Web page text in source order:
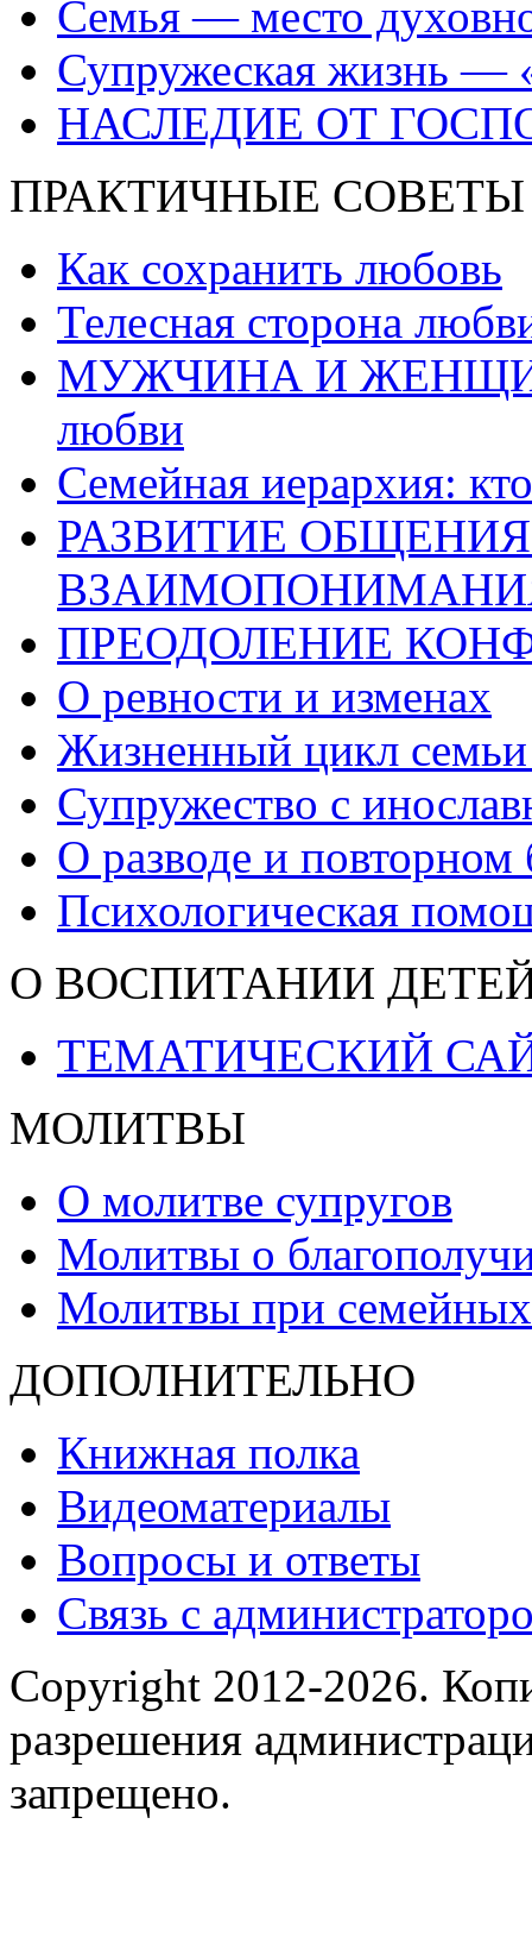
Семья — место
Супружеская жизнь —
НАСЛЕДИЕ ОТ
ПРАКТИЧНЫЕ
Как сохранить любовь
Телесная сторона
МУЖЧИНА И
любви
Семейная иерархия:
РАЗВИТИЕ
ПРЕОДОЛЕНИЕ
О ревности и изменах
Жизненный цикл
Супружество с
О разводе и повторном
Психологическая
О ВОСПИТАНИИ
ТЕМАТИЧЕСКИЙ
МОЛИТВЫ
О молитве супругов
Молитвы о
Молитвы при семейных
ДОПОЛНИТЕЛЬНО
Книжная полка
Видеоматериалы
Вопросы и ответы
Связь с
Copyright 2012-2026.
разрешения
запрещено.